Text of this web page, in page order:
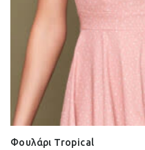
Φουλάρι Tropical